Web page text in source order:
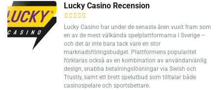
Lucky Casino Recension
Lucky Casino har under de senaste åren vuxit fram som
en av de mest välkända spelplattformarna i Sverige –
och det är inte bara tack vare en stor
marknadsföringsbudget. Plattformens popularitet
förklaras också av en kombination av användarvänlig
design, snabba betalningslösningar via Swish och
Trustly, samt ett brett spelutbud som tilltalar både
casinospelare och sportsbettare.